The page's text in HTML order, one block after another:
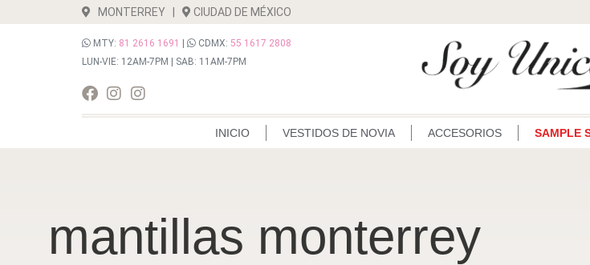
MONTERREY | CIUDAD DE MÉXICO
MTY: 81 2616 1691 CDMX: 55 1617 2808
LUN-VIE: 12AM-7PM | SAB: 11AM-7PM
INICIO VESTIDOS DE NOVIA ACCESORIOS SAMPLE
mantillas monterrey